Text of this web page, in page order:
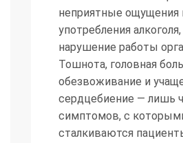
Постановка системы:
терапия, обеспечивающая
Рекомендации: специалист
приема и оставляет
Задача врача и
неприятные ощущения
употребления
нарушение работы
Тошнота, головная
обезвоживание и
сердцебиение — лишь
симптомов, с
сталкиваются